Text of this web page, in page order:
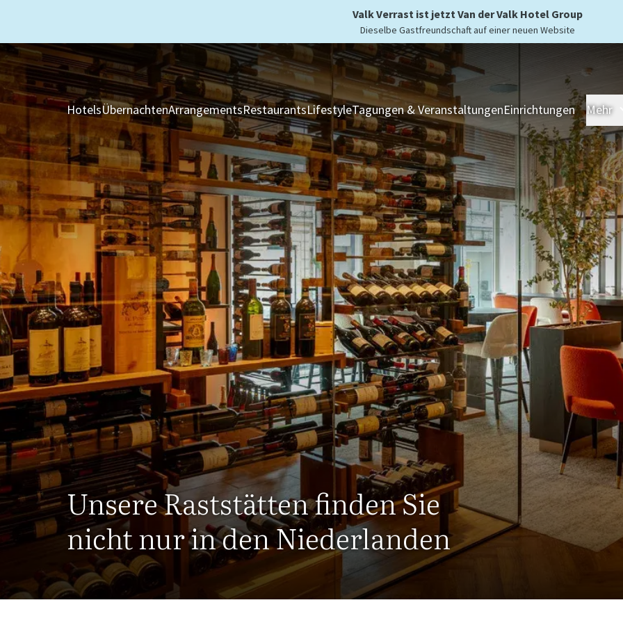
Valk Verrast ist jetzt Van der Valk Hotel Group
Dieselbe Gastfreundschaft auf einer neuen Website
HotelsÜbernachtenArrangementsRestaurantsLifestyleTagungen & VeranstaltungenEinrichtungen Mehr
Unsere Raststätten finden Sie
nicht nur in den Niederlanden